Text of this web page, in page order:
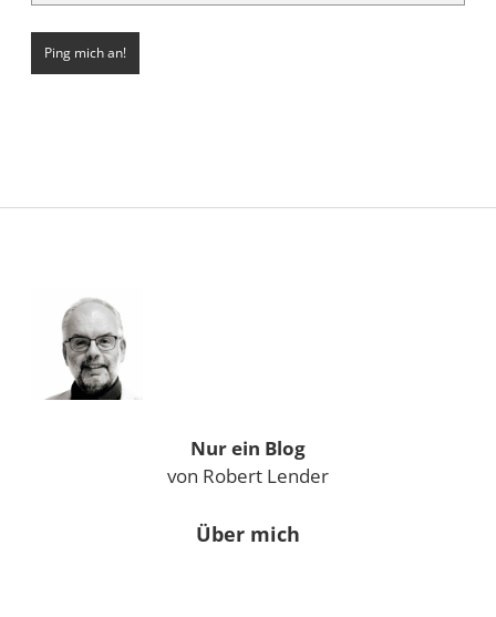
Sidebar
Nur ein Blog
von Robert Lender
Über mich